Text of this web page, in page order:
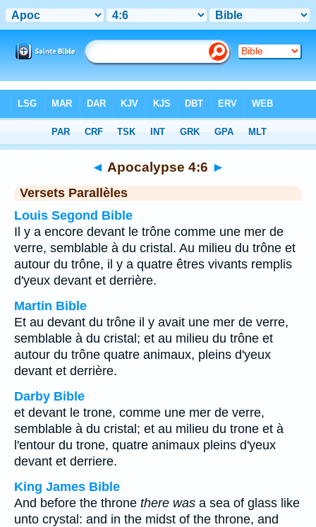
Chapitre 4 > Verset 6
◄ Apocalypse 4:6 ►
Versets Parallèles
Louis Segond Bible
Il y a encore devant le trône comme une mer de
verre, semblable à du cristal. Au milieu du trône et
autour du trône, il y a quatre êtres vivants remplis
d'yeux devant et derrière.
Martin Bible
Et au devant du trône il y avait une mer de verre,
semblable à du cristal; et au milieu du trône et
autour du trône quatre animaux, pleins d'yeux
devant et derrière.
Darby Bible
et devant le trone, comme une mer de verre,
semblable à du cristal; et au milieu du trone et à
l'entour du trone, quatre animaux pleins d'yeux
devant et derriere.
King James Bible
And before the throne there was a sea of glass like
unto crystal: and in the midst of the throne, and